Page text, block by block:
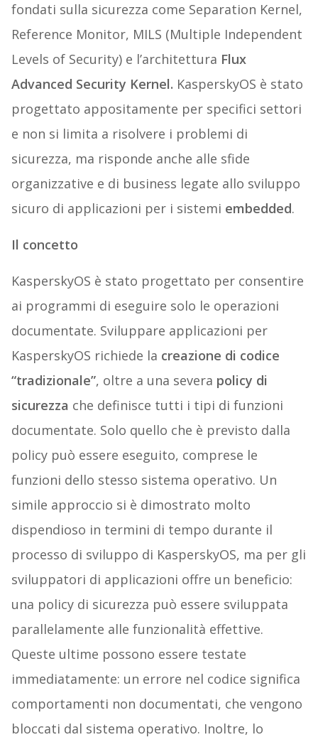
fondati sulla sicurezza come Separation Kernel,
Reference Monitor, MILS (Multiple Independent
Levels of Security) e l’architettura Flux
Advanced Security Kernel. KasperskyOS è stato
progettato appositamente per specifici settori
e non si limita a risolvere i problemi di
sicurezza, ma risponde anche alle sfide
organizzative e di business legate allo sviluppo
sicuro di applicazioni per i sistemi embedded.
Il concetto
KasperskyOS è stato progettato per consentire
ai programmi di eseguire solo le operazioni
documentate. Sviluppare applicazioni per
KasperskyOS richiede la creazione di codice
“tradizionale”, oltre a una severa policy di
sicurezza che definisce tutti i tipi di funzioni
documentate. Solo quello che è previsto dalla
policy può essere eseguito, comprese le
funzioni dello stesso sistema operativo. Un
simile approccio si è dimostrato molto
dispendioso in termini di tempo durante il
processo di sviluppo di KasperskyOS, ma per gli
sviluppatori di applicazioni offre un beneficio:
una policy di sicurezza può essere sviluppata
parallelamente alle funzionalità effettive.
Queste ultime possono essere testate
immediatamente: un errore nel codice significa
comportamenti non documentati, che vengono
bloccati dal sistema operativo. Inoltre, lo